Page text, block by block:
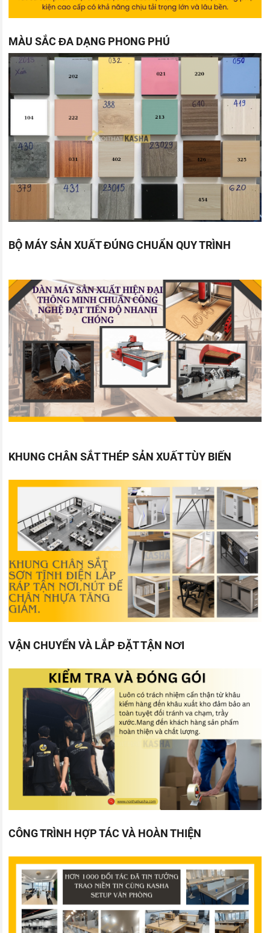
MÀU SẮC ĐA DẠNG PHONG PHÚ
BỘ MÁY SẢN XUẤT ĐÚNG CHUẨN QUY TRÌNH
KHUNG CHÂN SẮT THÉP SẢN XUẤT TÙY BIẾN
VẬN CHUYỂN VÀ LẮP ĐẶT TẬN NƠI
CÔNG TRÌNH HỢP TÁC VÀ HOÀN THIỆN